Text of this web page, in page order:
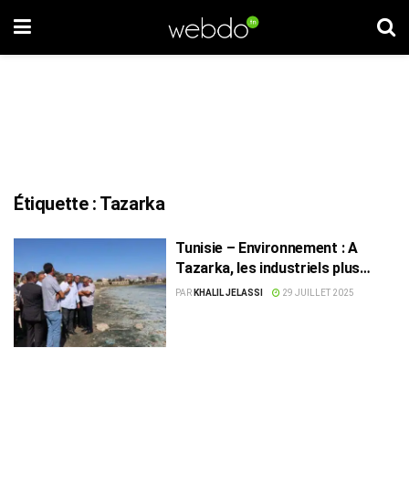
Étiquette : Tazarka
Tunisie – Environnement : A
Tazarka, les industriels plus
forts que l’Etat ?
PAR KHALIL JELASSI 29 JUILLET 2025